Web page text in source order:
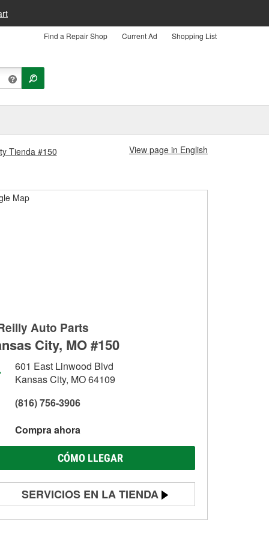
Find a Repair Shop Current Ad Shopping List
Tienda #150
View page in English
Auto Parts
City, MO #150
601 East Linwood Blvd
Kansas City, MO 64109
(816) 756-3906
Compra ahora
CÓMO LLEGAR
SERVICIOS EN LA TIENDA
Prueba de batería